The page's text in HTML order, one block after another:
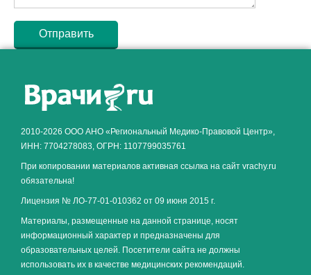
2010-2026 ООО АНО «Региональный Медико-Правовой Центр»,
ИНН: 7704278083, ОГРН: 1107799035761
При копировании материалов активная ссылка на сайт vrachy.ru
обязательна!
Лицензия № ЛО-77-01-010362 от 09 июня 2015 г.
Материалы, размещенные на данной странице, носят
информационный характер и предназначены для
образовательных целей. Посетители сайта не должны
использовать их в качестве медицинских рекомендаций.